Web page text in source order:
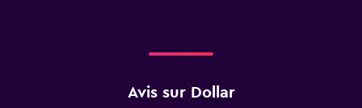
Avis sur Dollar